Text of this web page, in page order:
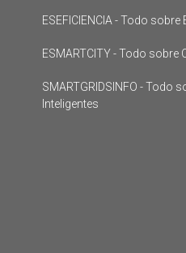
ESEFICIENCIA - Todo
ESMARTCITY - Todo sobre
SMARTGRIDSINFO - Todo
Inteligentes